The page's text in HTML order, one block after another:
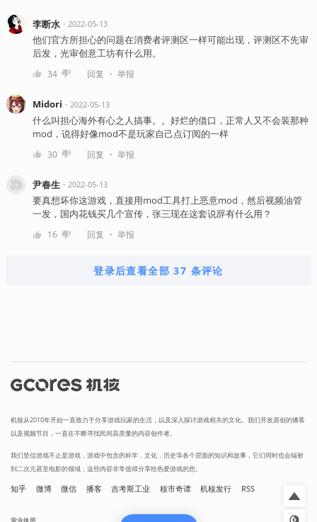
李断水・ 2022-05-13
他们官方所担心的问题在消费者评测区一样可能出现，评测区不先审
后发，光审创意工坊有什么用。
34 回复 ・ 举报
Midori ・ 2022-05-13
什么叫担心海外有心之人搞事。。好烂的借口，正常人又不会装那种
mod，说得好像mod不是玩家自己点订阅的一样
30 回复 ・ 举报
尹春生 ・ 2022-05-13
要真想坏你这游戏，直接用mod工具打上恶意mod，然后视频油管
一发，国内花钱买几个宣传，张三现在这套说辞有什么用？
16 回复 ・ 举报
登录后查看全部 37 条评论
机核从2010年开始一直致力于分享游戏玩家的生活，以及深入探讨游戏相关的文化。我们开发原创的播客
以及视频节目，一直在不断寻找民间高质量的内容创作者。
我们坚信游戏不止是游戏，游戏中包含的科学，文化，历史等各个层面的知识和故事，它们同时也会辐射
到二次元甚至电影的领域，这些内容非常值得分享给热爱游戏的您。
知乎 微博 微信 播客 吉考斯工业 核市奇谭 机核发行 RSS